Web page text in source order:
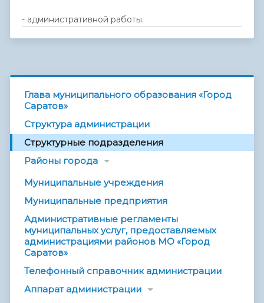
- административной работы.
Глава муниципального образования «Город
Саратов»
Структура администрации
Структурные подразделения
Районы города
Муниципальные учреждения
Муниципальные предприятия
Административные регламенты
муниципальных услуг, предоставляемых
администрациями районов МО «Город
Саратов»
Телефонный справочник администрации
Аппарат администрации